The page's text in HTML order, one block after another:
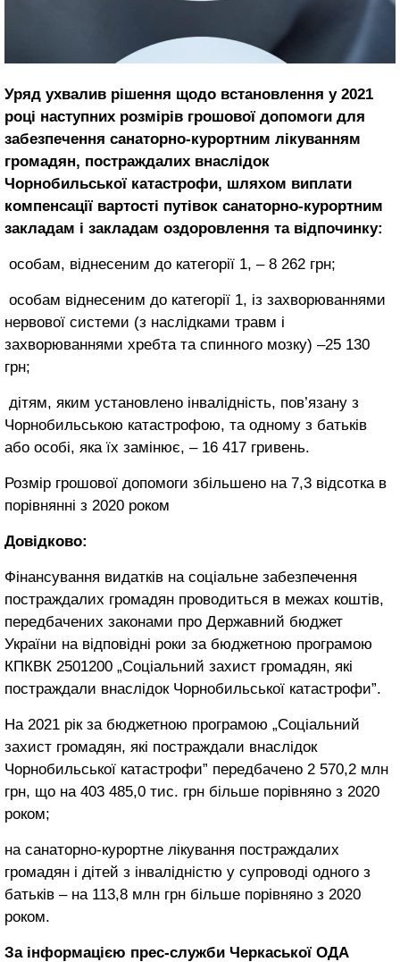
Уряд ухвалив рішення щодо встановлення у 2021
році наступних розмірів грошової допомоги для
забезпечення санаторно-курортним лікуванням
громадян, постраждалих внаслідок
Чорнобильської катастрофи, шляхом виплати
компенсації вартості путівок санаторно-курортним
закладам і закладам оздоровлення та відпочинку:
особам, віднесеним до категорії 1, ‒ 8 262 грн;
особам віднесеним до категорії 1, із захворюваннями
нервової системи (з наслідками травм і
захворюваннями хребта та спинного мозку) –25 130
грн;
дітям, яким установлено інвалідність, пов’язану з
Чорнобильською катастрофою, та одному з батьків
або особі, яка їх замінює, – 16 417 гривень.
Розмір грошової допомоги збільшено на 7,3 відсотка в
порівнянні з 2020 роком
Довідково:
Фінансування видатків на соціальне забезпечення
постраждалих громадян проводиться в межах коштів,
передбачених законами про Державний бюджет
України на відповідні роки за бюджетною програмою
КПКВК 2501200 „Соціальний захист громадян, які
постраждали внаслідок Чорнобильської катастрофи”.
На 2021 рік за бюджетною програмою „Соціальний
захист громадян, які постраждали внаслідок
Чорнобильської катастрофи” передбачено 2 570,2 млн
грн, що на 403 485,0 тис. грн більше порівняно з 2020
роком;
на санаторно-курортне лікування постраждалих
громадян і дітей з інвалідністю у супроводі одного з
батьків ‒ на 113,8 млн грн більше порівняно з 2020
роком.
За інформацією прес-служби Черкаської ОДА